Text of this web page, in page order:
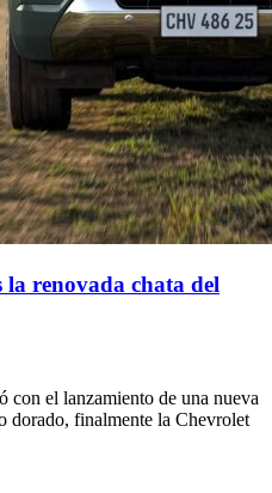
la renovada chata del
con el lanzamiento de una nueva
dorado, finalmente la Chevrolet